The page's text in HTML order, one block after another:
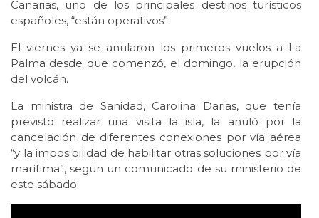
Canarias, uno de los principales destinos turísticos
españoles, “están operativos”.
El viernes ya se anularon los primeros vuelos a La
Palma desde que comenzó, el domingo, la erupción
del volcán.
La ministra de Sanidad, Carolina Darias, que tenía
previsto realizar una visita la isla, la anuló por la
cancelación de diferentes conexiones por vía aérea
“y la imposibilidad de habilitar otras soluciones por vía
marítima”, según un comunicado de su ministerio de
este sábado.